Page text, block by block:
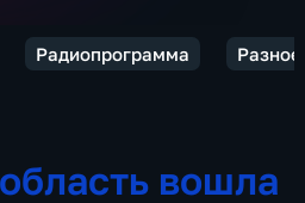
Радиопрограмма
вошла